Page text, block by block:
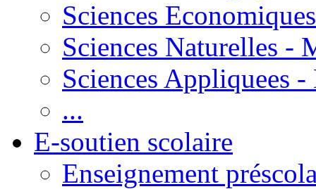
Sciences Economiques
Sciences Naturelles -
Sciences Appliquees
...
E-soutien scolaire